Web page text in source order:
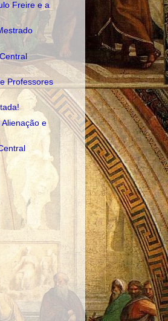
Freire e a
Professores
e